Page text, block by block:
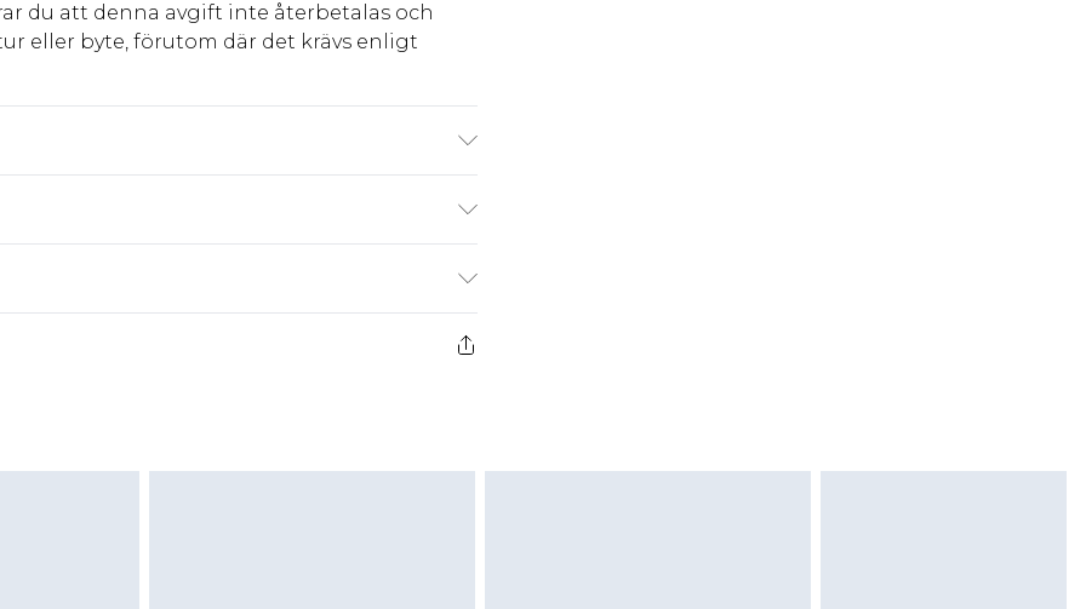
du att denna avgift inte återbetalas och
eller byte, förutom där det krävs enligt
kr80
kr239
badkläder eller underkläder om